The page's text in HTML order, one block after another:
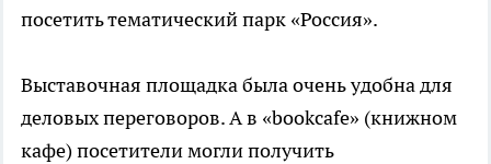
посетить тематический парк «Россия».
Выставочная площадка была очень удобна для
деловых переговоров. А в «bookсafe» (книжном
кафе) посетители могли получить